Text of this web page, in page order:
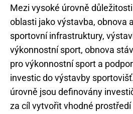
Mezi vysoké úrovně
oblasti jako výstavba, obnova
sportovní infrastruktury,
výkonnostní sport, obnova
pro výkonnostní sport a
investic do výstavby
úrovně jsou definovány
za cíl vytvořit vhodné